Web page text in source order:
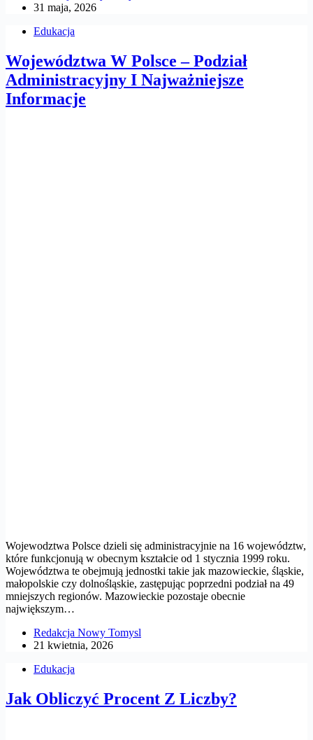
31 maja, 2026
Edukacja
Województwa W Polsce – Podział
Administracyjny I Najważniejsze
Informacje
Wojewodztwa Polsce dzieli się administracyjnie na 16 województw,
które funkcjonują w obecnym kształcie od 1 stycznia 1999 roku.
Województwa te obejmują jednostki takie jak mazowieckie, śląskie,
małopolskie czy dolnośląskie, zastępując poprzedni podział na 49
mniejszych regionów. Mazowieckie pozostaje obecnie
największym…
Redakcja Nowy Tomysl
21 kwietnia, 2026
Edukacja
Jak Obliczyć Procent Z Liczby?